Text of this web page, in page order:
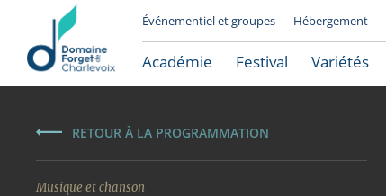
Événementiel et groupes Hébergement
Académie Festival Variétés
RETOUR À LA PROGRAMMATION
Musique et chanson